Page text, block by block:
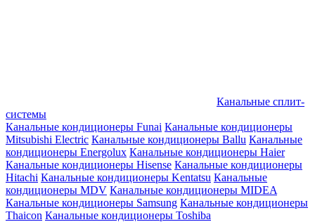
Канальные сплит-
системы
Канальные кондиционеры Funai Канальные кондиционеры
Mitsubishi Electric Канальные кондиционеры Ballu Канальные
кондиционеры Energolux Канальные кондиционеры Haier
Канальные кондиционеры Hisense Канальные кондиционеры
Hitachi Канальные кондиционеры Kentatsu Канальные
кондиционеры MDV Канальные кондиционеры MIDEA
Канальные кондиционеры Samsung Канальные кондиционеры
Thaicon Канальные кондиционеры Toshiba